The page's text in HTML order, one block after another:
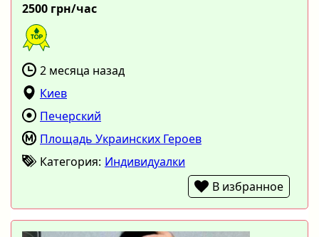
2500 грн/час
2 месяца назад
Киев
Печерский
Площадь Украинских Героев
Категория: Индивидуалки
В избранное